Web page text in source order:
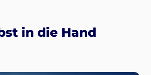
in die Hand